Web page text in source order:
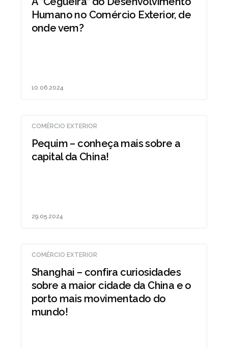
Humano no Comércio Exterior, de
onde vem?
10.06.2024
COMÉRCIO EXTERIOR
Pequim – conheça mais sobre a
capital da China!
29.05.2024
COMÉRCIO EXTERIOR
Shanghai – confira curiosidades
sobre a maior cidade da China e o
porto mais movimentado do
mundo!